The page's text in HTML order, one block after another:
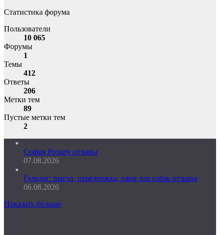
Статистика форума
Пользователи
10 065
Форумы
1
Темы
412
Ответы
206
Метки тем
89
Пустые метки тем
2
София Ротару отзывы
07.08.2026
Гульдог: выгул, передержка, няня для собак отзывы
06.08.2026
Показать больше